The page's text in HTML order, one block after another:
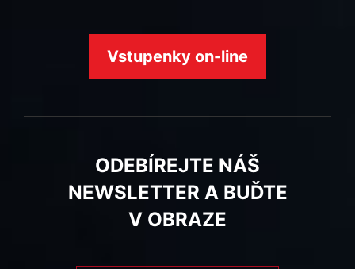
Vstupenky on-line
ODEBÍREJTE NÁŠ
NEWSLETTER A BUĎTE
V OBRAZE